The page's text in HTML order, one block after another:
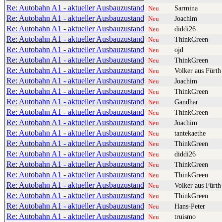
Re: Autobahn A1 - aktueller Ausbauzustand Neu Sarmina
Re: Autobahn A1 - aktueller Ausbauzustand Neu Joachim
Re: Autobahn A1 - aktueller Ausbauzustand Neu diddi26
Re: Autobahn A1 - aktueller Ausbauzustand Neu ThinkGreen
Re: Autobahn A1 - aktueller Ausbauzustand Neu ojd
Re: Autobahn A1 - aktueller Ausbauzustand Neu ThinkGreen
Re: Autobahn A1 - aktueller Ausbauzustand Neu Volker aus Fürth
Re: Autobahn A1 - aktueller Ausbauzustand Neu Joachim
Re: Autobahn A1 - aktueller Ausbauzustand Neu ThinkGreen
Re: Autobahn A1 - aktueller Ausbauzustand Neu Gandhar
Re: Autobahn A1 - aktueller Ausbauzustand Neu ThinkGreen
Re: Autobahn A1 - aktueller Ausbauzustand Neu Joachim
Re: Autobahn A1 - aktueller Ausbauzustand Neu tantekaethe
Re: Autobahn A1 - aktueller Ausbauzustand Neu ThinkGreen
Re: Autobahn A1 - aktueller Ausbauzustand Neu diddi26
Re: Autobahn A1 - aktueller Ausbauzustand Neu ThinkGreen
Re: Autobahn A1 - aktueller Ausbauzustand Neu ThinkGreen
Re: Autobahn A1 - aktueller Ausbauzustand Neu Volker aus Fürth
Re: Autobahn A1 - aktueller Ausbauzustand Neu ThinkGreen
Re: Autobahn A1 - aktueller Ausbauzustand Neu Hans-Peter
Re: Autobahn A1 - aktueller Ausbauzustand Neu truismo